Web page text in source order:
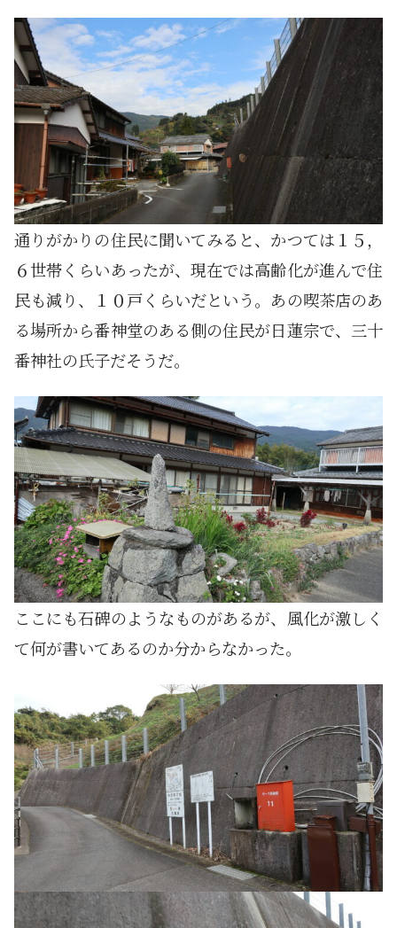
通りがかりの住民に聞いてみると、かつては１５，
６世帯くらいあったが、現在では高齢化が進んで住
民も減り、１０戸くらいだという。あの喫茶店のあ
る場所から番神堂のある側の住民が日蓮宗で、三十
番神社の氏子だそうだ。
ここにも石碑のようなものがあるが、風化が激しく
て何が書いてあるのか分からなかった。